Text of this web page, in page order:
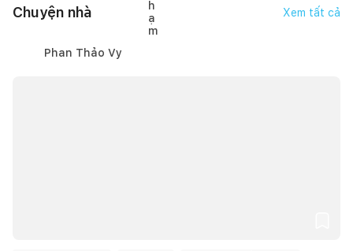
Chuyện nhà Xem tất cả
Phan Thảo Vy